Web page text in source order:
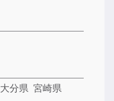
大分県 宮崎県